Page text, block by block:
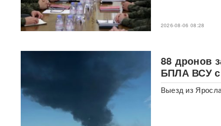
Уехавший из России экс-зам
Набиуллиной объявлен в
розыск по делу о хищении
названы причины
Пожары и утечка аммиака:
2026-08-06 08:28
88 дронов
БПЛА ВСУ
Выезд из